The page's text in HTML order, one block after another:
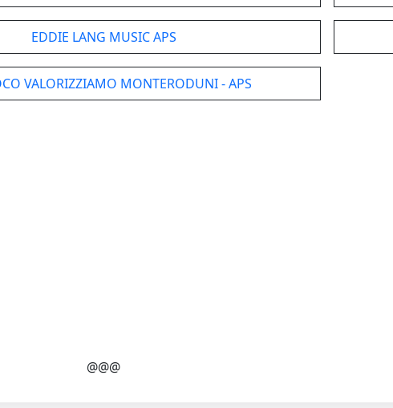
EDDIE LANG MUSIC APS
VALORIZZIAMO MONTERODUNI - APS
@@@